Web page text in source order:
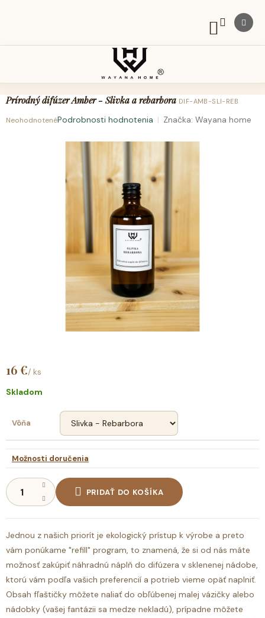
NÁKUPNÝ
KOŠÍK
Prírodný difúzer Amber - Slivka a rebarbora DIF-AMB-SLI-REB
Priemerné
NeohodnotenéPodrobnosti hodnotenia Značka:Wayana home
16 €/ ks
cena:
Skladom
Vôňa
Možnosti doručenia
PRIDAŤ DO KOŠÍKA
Jednou z našich priorít je ekologický prístup k výrobe a preto
vám ponúkame "refill" program, to znamená, že si od nás máte
možnosť zakúpiť náhradnú náplň do difúzera v sklenenej nádobe,
ktorú vám podľa vašich preferencií a potrieb vieme opäť naplniť.
Obsah fľaštičky môžete naliať do obľúbenej malej vázičky alebo
nádobky (vašej fantázii sa medze nekladú), prípadne môžete